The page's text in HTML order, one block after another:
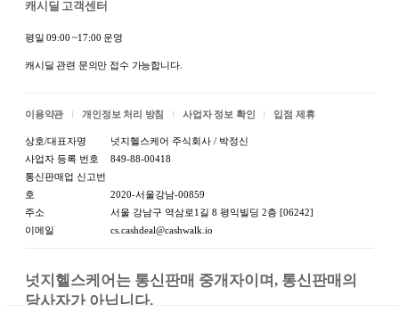
한
물의 용량(중량),수량
단위별 수량:상품 상세정보
1-6.원재료명 및 함량
(농수산물의 원산지
표시에 관한 법률에
따른 원산지 표시 포
함)
별도 표기|함량:상품 상세정
보에 별도 표기|원산지:상품
상세정보에 별도 표기
1-7.영양성분(식품등
의표시·광고에관한법
캐시딜 고객센터
평일 09:00 ~17:00 운영
캐시딜 관련 문의만 접수 가능합니다.
이용약관 개인정보 처리 방침 사업자 정보 확인 입점 제휴
상호/대표자명
넛지헬스케어 주식회사 / 박정신
사업자 등록 번호
849-88-00418
통신판매업 신고번
호
2020-서울강남-00859
주소
서울 강남구 역삼로1길 8 평익빌딩 2층 [06242]
이메일
cs.cashdeal@cashwalk.io
넛지헬스케어는 통신판매 중개자이며, 통신판매의
당사자가 아닙니다.